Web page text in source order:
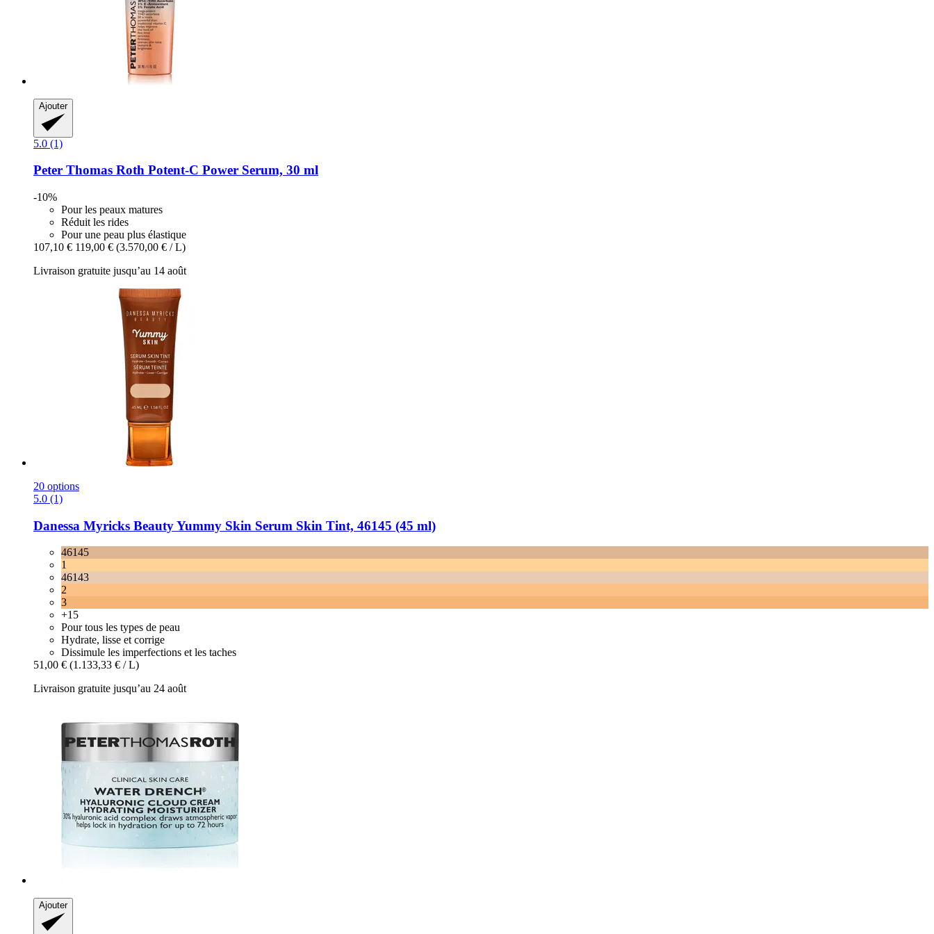
Ajouter
5.0 (1)
Peter Thomas Roth Potent-​C Power Serum, 30 ml
-10%
Pour les peaux matures
Réduit les rides
Pour une peau plus élastique
107,10 € 119,00 € (3.570,00 € / L)
Livraison gratuite jusqu’au 14 août
20 options
5.0 (1)
Danessa Myricks BeautyYummy Skin Serum Skin Tint, 46145 (45 ml)
46145
1
46143
2
3
+15
Pour tous les types de peau
Hydrate, lisse et corrige
Dissimule les imperfections et les taches
51,00 € (1.133,33 € / L)
Livraison gratuite jusqu’au 24 août
Ajouter